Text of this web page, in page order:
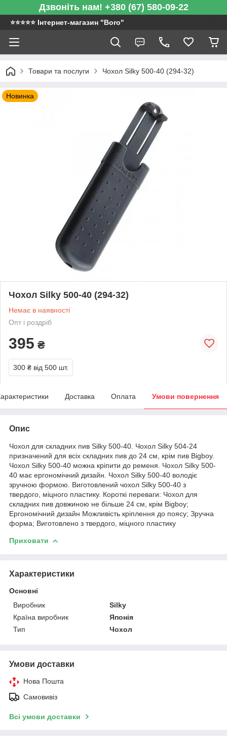
Дзвоніть нам! +380 (67) 580-09-22
⭐️⭐️⭐️⭐️⭐️ Інтернет-магазин "Boro"
Товари та послуги Чохол Silky 500-40 (294-32)
Новинка
Чохол Silky 500-40 (294-32)
Немає в наявності
Опт і роздріб
395 ₴
300 ₴ від 500 шт.
Доставка Оплата Умови повернення
Опис
Чохол для складних пив Silky 500-40. Чохол Silky 504-24
призначений для всіх складних пив до 24 см, крім пив Bigboy.
Чохол Silky 500-40 можна кріпити до ременя. Чохол Silky 500-
40 має ергономічний дизайн. Чохол Silky 500-40 володіє
зручною формою. Виготовлений чохол Silky 500-40 з
твердого, міцного пластику. Короткі переваги: Чохол для
складних пив довжиною не більше 24 см, крім Bigboy;
Ергономічний дизайн Можливість кріплення до поясу; Зручна
форма; Виготовлено з твердого, міцного пластику
Приховати
Характеристики
Основні
Виробник
Silky
Країна виробник
Японія
Тип
Чохол
Умови доставки
Нова Пошта
Самовивіз
Всі умови доставки